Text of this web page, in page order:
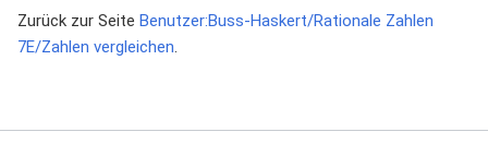
Zurück zur Seite Benutzer:Buss-Haskert/Rationale Zahlen
7E/Zahlen vergleichen.